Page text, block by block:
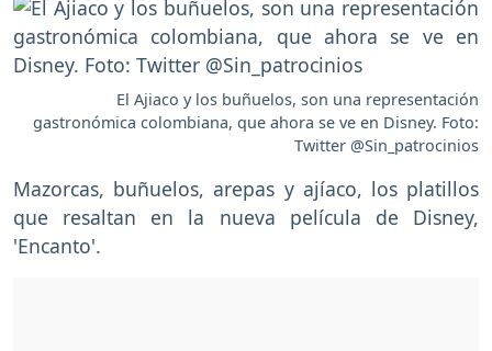
El Ajiaco y los buñuelos, son una representación
gastronómica colombiana, que ahora se ve en Disney. Foto:
Twitter @Sin_patrocinios
Mazorcas, buñuelos, arepas y ajíaco, los platillos
que resaltan en la nueva película de Disney,
'Encanto'.